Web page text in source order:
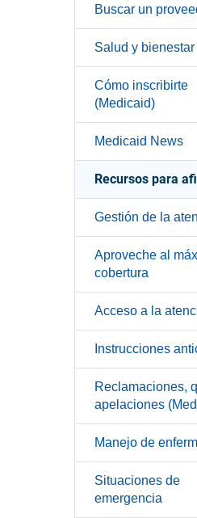
Buscar un
Salud y bienestar
Cómo inscribirte
(Medicaid)
Medicaid News
Recursos para
Gestión de la
Aproveche al
cobertura
Acceso a la
Instrucciones
Reclamaciones,
apelaciones
Manejo de
Situaciones de
emergencia